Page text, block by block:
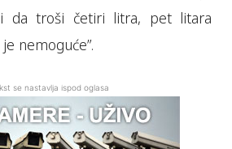
da troši četiri litra, pet litara
nemoguće”.
se nastavlja ispod oglasa